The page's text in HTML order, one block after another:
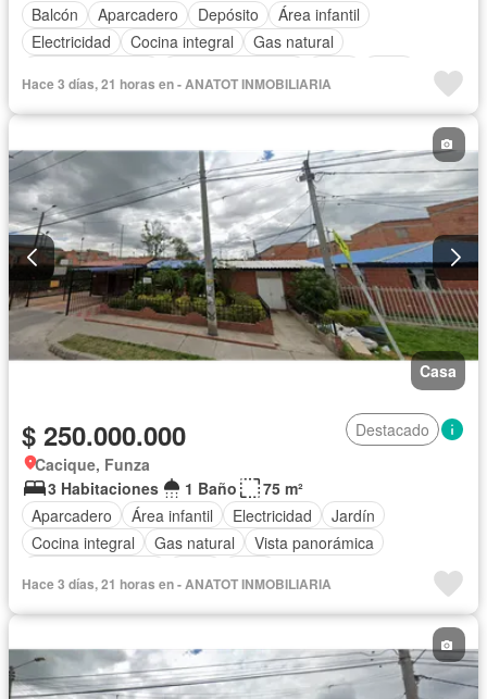
Balcón
Aparcadero Depósito
Área infantil
Electricidad
Cocina integral
Gas natural
Hace 3 días, 21 horas en - ANATOT INMOBILIARIA
Casa
$ 250.000.000
Destacado
Cacique, Funza
3 Habitaciones
1 Baño
75 m²
Aparcadero
Área infantil Electricidad
Jardín
Cocina integral
Gas natural
Vista panorámica
Hace 3 días, 21 horas en - ANATOT INMOBILIARIA